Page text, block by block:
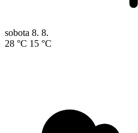
sobota 8. 8.
28 °C 15 °C